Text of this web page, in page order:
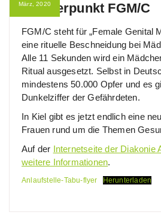
März, 2020
Schwerpunkt FGM/C
FGM/C steht für „Female Genital
eine rituelle Beschneidung bei
Alle 11 Sekunden wird ein
Ritual ausgesetzt. Selbst in
mindestens 50.000 Opfer und es
Dunkelziffer der Gefährdeten.
In Kiel gibt es jetzt endlich eine
Frauen rund um die Themen
Auf der Internetseite der Diakonie
weitere Informationen.
Anlaufstelle-Tabu-flyer Herunterladen